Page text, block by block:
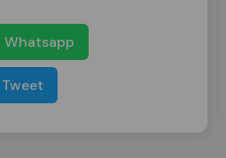
Whatsapp
Tweet